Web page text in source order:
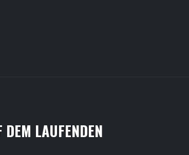
LAUFENDEN